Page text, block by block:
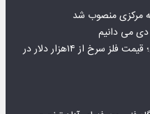
مرکزی منصوب شد
دی می دانیم
تداوم صعود مس در بازارهای جهانی؛ قیمت فلز سرخ از ۱۴هزار دلار در